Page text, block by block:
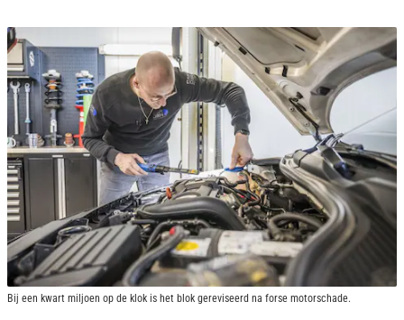
Bij een kwart miljoen op de klok is het blok gereviseerd na forse motorschade.